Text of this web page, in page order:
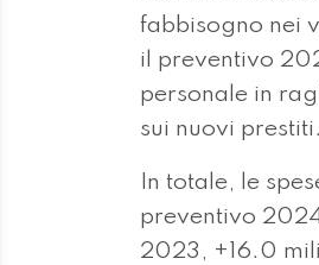
fabbisogno nei
il preventivo
personale in
sui nuovi prestiti.
In totale, le
preventivo
2023, +16.0